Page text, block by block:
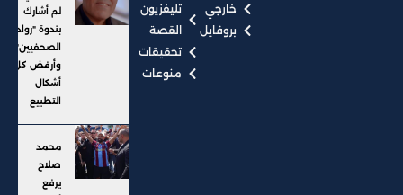
خارجي
بروفايل
تليفزيون
القصة
تحقيقات
منوعات
لم أشارك
بندوة "رواد
الصحفيين"..
وأرفض كل
أشكال
التطبيع
محمد
صلاح
يرفع